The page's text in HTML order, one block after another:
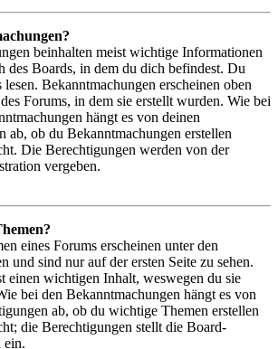
beinhalten meist wichtige Informationen
des Boards, in dem du dich befindest. Du
lesen. Bekanntmachungen erscheinen oben
Forums, in dem sie erstellt wurden. Wie bei
hängt es von deinen
ab, ob du Bekanntmachungen erstellen
Die Berechtigungen werden von der
vergeben.
eines Forums erscheinen unter den
und sind nur auf der ersten Seite zu sehen.
einen wichtigen Inhalt, weswegen du sie
bei den Bekanntmachungen hängt es von
ab, ob du wichtige Themen erstellen
die Berechtigungen stellt die Board-
ein.